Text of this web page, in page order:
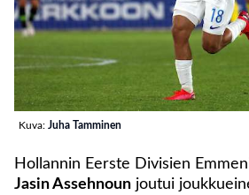
Kuva: Juha Tamminen
Hollannin Eerste Divisien
Jasin Assehnoun joutui